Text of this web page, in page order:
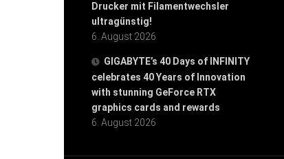
Drucker mit Filamentwechsler
ultragünstig!
6. August 2026
GIGABYTE’s 40 Days of INFINITY
celebrates 40 Years of Innovation
with stunning GeForce RTX
graphics cards and rewards
6. August 2026